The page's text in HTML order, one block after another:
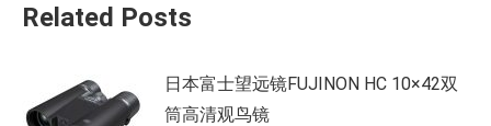
Related Posts
日本富士望远镜FUJINON HC 10×42双
筒高清观鸟镜